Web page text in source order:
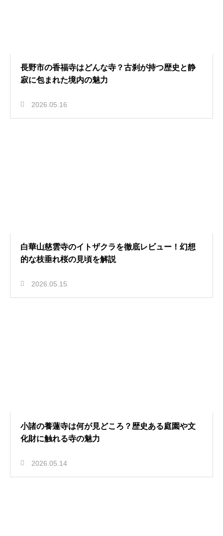
長野市の香福寺はどんな寺？古刹が持つ歴史と静
寂に包まれた境内の魅力
2026.05.16
白華山慈雲寺のイトザクラを徹底レビュー！幻想
的な枝垂れ桜の見頃を解説
2026.05.15
小諸の養蓮寺は何が見どころ？歴史ある庭園や文
化財に触れる寺の魅力
2026.05.14